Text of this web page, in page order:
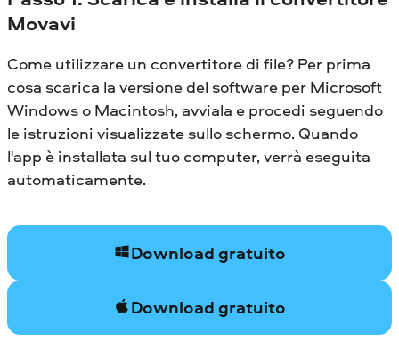
Movavi
Come utilizzare un convertitore di file? Per prima
cosa scarica la versione del software per Microsoft
Windows o Macintosh, avviala e procedi seguendo
le istruzioni visualizzate sullo schermo. Quando
l'app è installata sul tuo computer, verrà eseguita
automaticamente.
Download gratuito
Download gratuito